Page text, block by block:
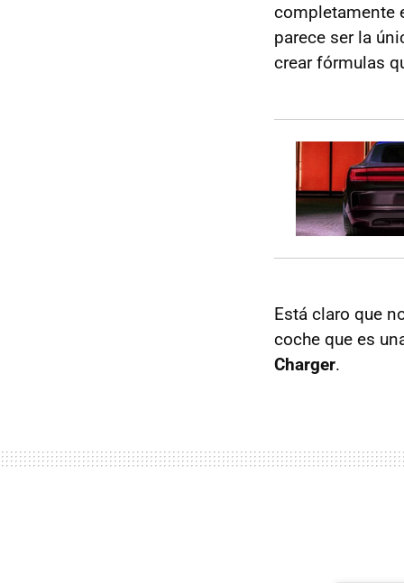
completamente
parece ser la
crear fórmulas
Está claro que
coche que es
Charger.